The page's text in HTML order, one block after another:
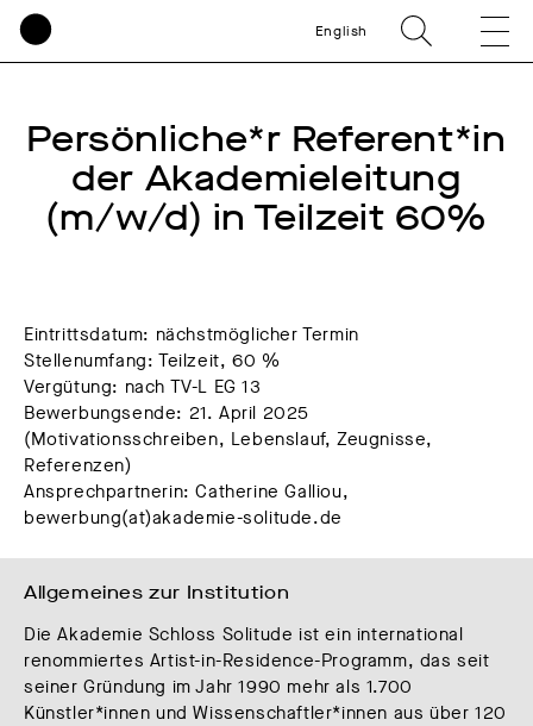
English
Persönliche*r Referent*in
der Akademieleitung
(m/w/d) in Teilzeit 60%
Eintrittsdatum: nächstmöglicher Termin
Stellenumfang: Teilzeit, 60 %
Vergütung: nach TV-L EG 13
Bewerbungsende: 21. April 2025
(Motivationsschreiben, Lebenslauf, Zeugnisse,
Referenzen)
Ansprechpartnerin: Catherine Galliou,
bewerbung(at)akademie-solitude.de
Allgemeines zur Institution
Die Akademie Schloss Solitude ist ein international
renommiertes Artist-in-Residence-Programm, das seit
seiner Gründung im Jahr 1990 mehr als 1.700
Künstler*innen und Wissenschaftler*innen aus über 120